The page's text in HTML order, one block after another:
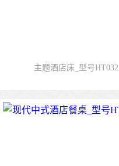
主题酒店床_型号HT032